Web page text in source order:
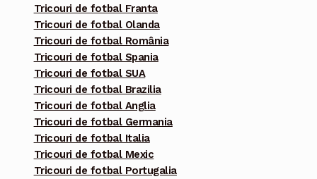
Tricouri de fotbal Franta
Tricouri de fotbal Olanda
Tricouri de fotbal România
Tricouri de fotbal Spania
Tricouri de fotbal SUA
Tricouri de fotbal Brazilia
Tricouri de fotbal Anglia
Tricouri de fotbal Germania
Tricouri de fotbal Italia
Tricouri de fotbal Mexic
Tricouri de fotbal Portugalia